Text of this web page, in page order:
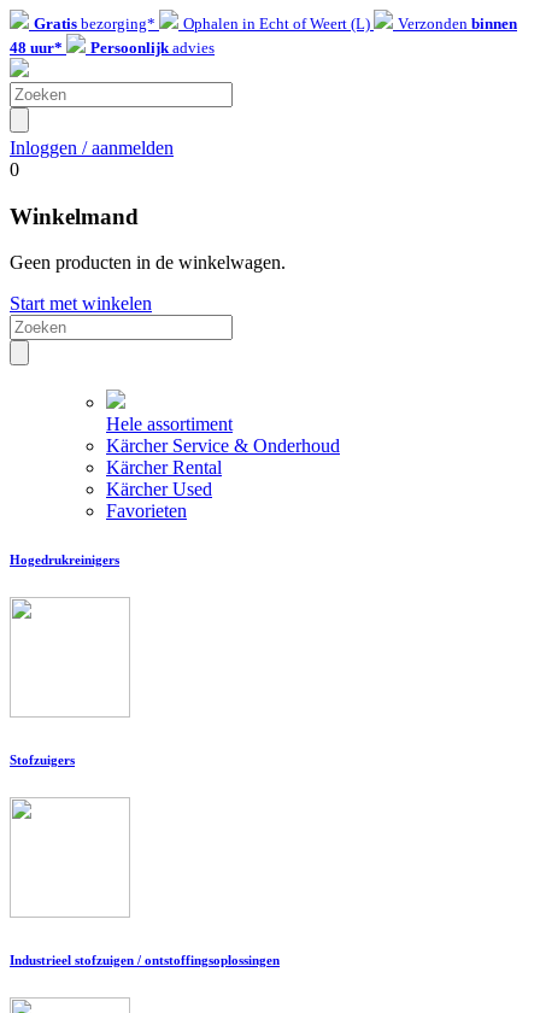
Gratis bezorging* Ophalen in Echt of Weert (L) Verzonden binnen
48 uur*
Persoonlijkadvies
Inloggen / aanmelden
0
Winkelmand
Geen producten in de winkelwagen.
Start met winkelen
Hele assortiment
Kärcher Service & Onderhoud
Kärcher Rental
Kärcher Used
Favorieten
Hogedrukreinigers
Stofzuigers
Industrieel stofzuigen / ontstoffingsoplossingen